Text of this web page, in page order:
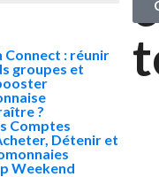
Connect : réunir
groupes et
?
Comptes
Détenir et
Weekend